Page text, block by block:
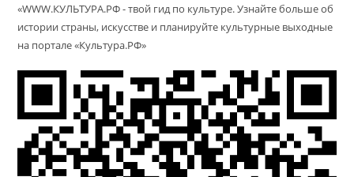
«WWW.КУЛЬТУРА.РФ - твой гид по культуре. Узнайте больше об
истории страны, искусстве и планируйте культурные выходные
на портале «Культура.РФ»